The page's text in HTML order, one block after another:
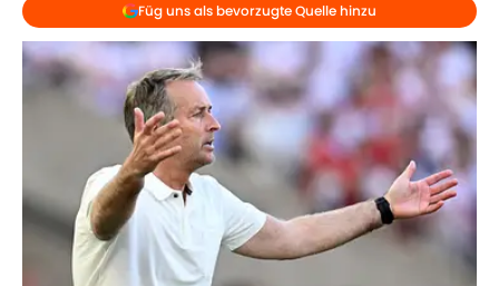
Füg uns als bevorzugte Quelle hinzu